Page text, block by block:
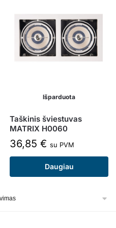
Išparduota
Taškinis šviestuvas
MATRIX H0060
36,85 € su PVM
Daugiau